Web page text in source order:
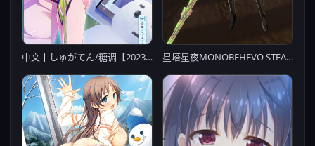
中文丨しゅがてん/糖调【20230818】 星塔星夜MONOBEHEVO STEAM官方中文版（【PC0901】